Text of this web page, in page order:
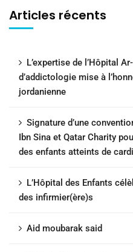
Articles récents
L’expertise de l’Hôpital
d’addictologie mise à
jordanienne
Signature d’une
Ibn Sina et Qatar Charity
des enfants atteints de
L’Hôpital des Enfants
des infirmier(ère)s
Aid moubarak said